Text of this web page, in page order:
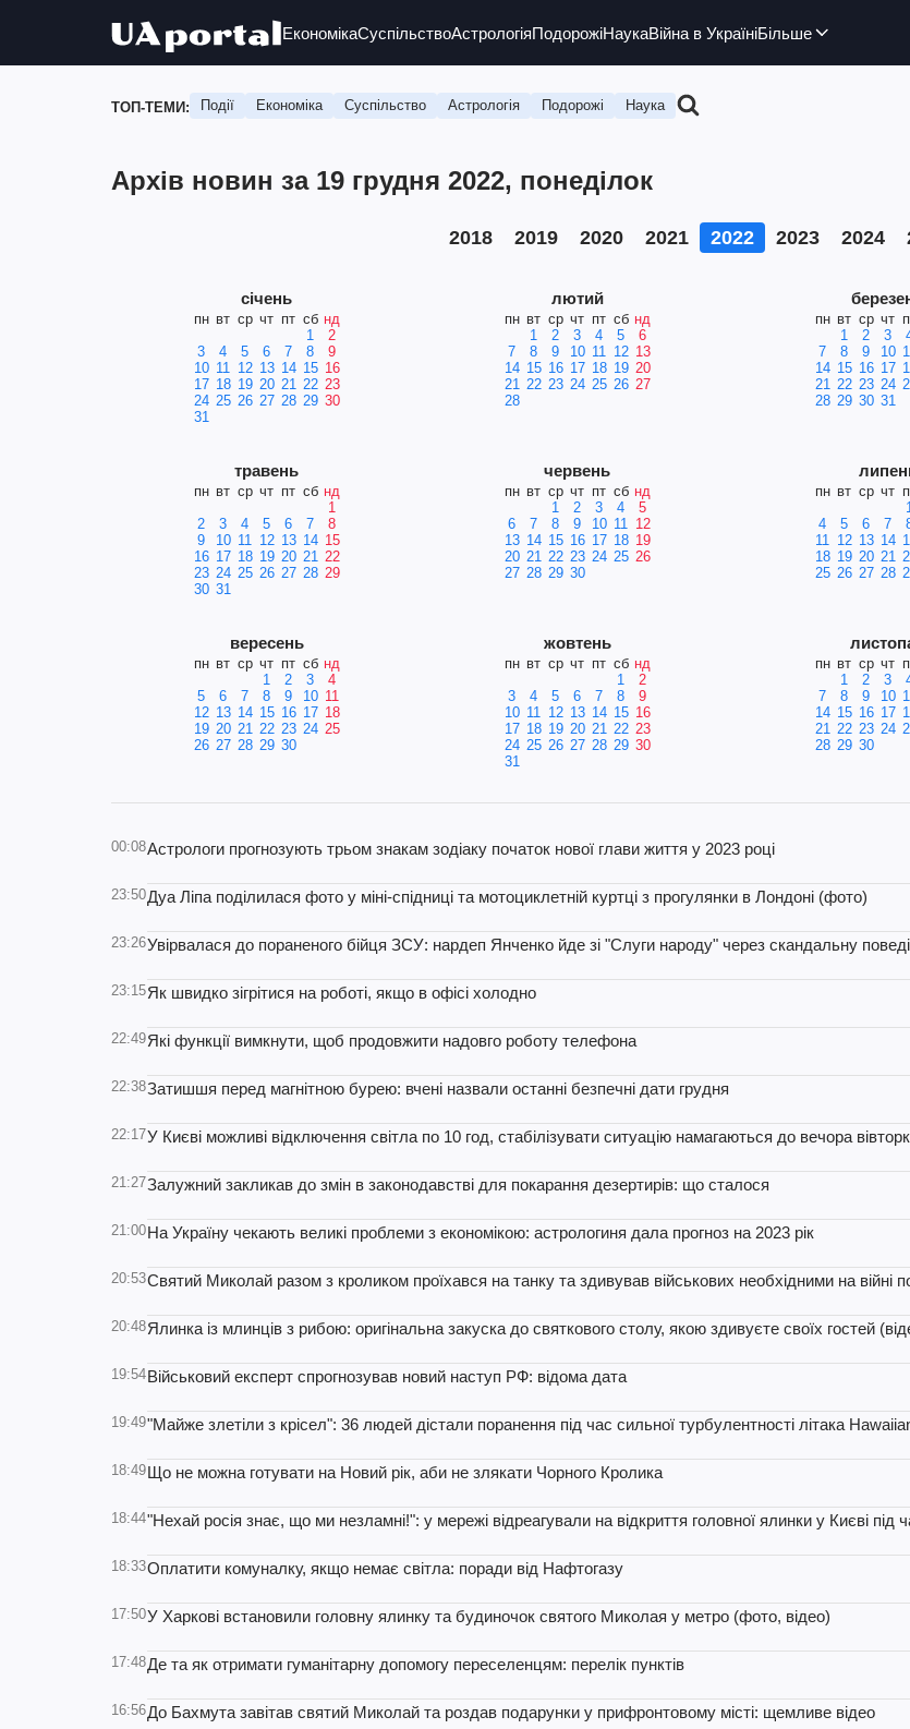
ЕкономікаСуспільствоАстрологіяПодорожіНаукаВійна в УкраїніБільше
ТОП-ТЕМИ: Події Економіка Суспільство Астрологія Подорожі Наука
Архів новин за 19 грудня 2022, понеділок
2018 2019 2020 2021 2022 2023 2024
січень
пн вт ср чт пт сб нд
1
2
3
4 5 6 7 8
9
10 11 12 13 14 15 16
17 18 19 20 21 22 23
24 25 26 27 28 29 30
31
лютий
пн вт ср чт пт сб нд
1
2 3 4 5
6
7
8 9 10 11 12 13
14 15 16 17 18 19 20
21 22 23 24 25 26 27
28
пн вт ср чт
1
2 3
7
8 9 10
14 15 16 17
21 22 23 24
28 29 30 31
травень
пн вт ср чт пт сб нд
1
2
3 4 5 6 7
8
9
10 11 12 13 14 15
16 17 18 19 20 21 22
23 24 25 26 27 28 29
30 31
червень
пн вт ср чт пт сб нд
1
2 3 4
5
6
7 8 9 10 11 12
13 14 15 16 17 18 19
20 21 22 23 24 25 26
27 28 29 30
пн вт ср чт
4
5 6 7
11 12 13 14
18 19 20 21
25 26 27 28
вересень
пн вт ср чт пт сб нд
1
2 3
4
5
6 7 8 9 10 11
12 13 14 15 16 17 18
19 20 21 22 23 24 25
26 27 28 29 30
жовтень
пн вт ср чт пт сб нд
1
2
3
4 5 6 7 8
9
10 11 12 13 14 15 16
17 18 19 20 21 22 23
24 25 26 27 28 29 30
31
пн вт ср чт
1
2 3
7
8 9 10
14 15 16 17
21 22 23 24
28 29 30
00:08Астрологи прогнозують трьом знакам зодіаку початок нової глави життя у 2023 році
23:50Дуа Ліпа поділилася фото у міні-спідниці та мотоциклетній куртці з прогулянки в Лондоні (фото)
23:26Увірвалася до пораненого бійця ЗСУ: нардеп Янченко йде зі "Слуги народу" через скандальну
23:15Як швидко зігрітися на роботі, якщо в офісі холодно
22:49Які функції вимкнути, щоб продовжити надовго роботу телефона
22:38Затишшя перед магнітною бурею: вчені назвали останні безпечні дати грудня
22:17У Києві можливі відключення світла по 10 год, стабілізувати ситуацію намагаються до вечора
21:27Залужний закликав до змін в законодавстві для покарання дезертирів: що сталося
21:00На Україну чекають великі проблеми з економікою: астрологиня дала прогноз на 2023 рік
20:53Святий Миколай разом з кроликом проїхався на танку та здивував військових необхідними на війні
20:48Ялинка із млинців з рибою: оригінальна закуска до святкового столу, якою здивуєте своїх гостей
19:54Військовий експерт спрогнозував новий наступ РФ: відома дата
19:49"Майже злетіли з крісел": 36 людей дістали поранення під час сильної турбулентності літака
18:49Що не можна готувати на Новий рік, аби не злякати Чорного Кролика
18:44"Нехай росія знає, що ми незламні!": у мережі відреагували на відкриття головної ялинки у Києві під
18:33Оплатити комуналку, якщо немає світла: поради від Нафтогазу
17:50У Харкові встановили головну ялинку та будиночок святого Миколая у метро (фото, відео)
17:48Де та як отримати гуманітарну допомогу переселенцям: перелік пунктів
16:56До Бахмута завітав святий Миколай та роздав подарунки у прифронтовому місті: щемливе відео